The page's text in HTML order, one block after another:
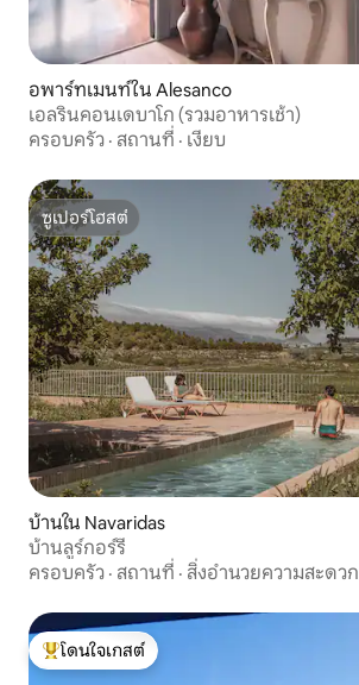
อพาร์ทเมนท์ใน Alesanco
เอลรินคอนเดบาโก (รวมอาหารเช้า)
ครอบครัว · สถานที่ · เงียบ
ซูเปอร์โฮสต์
ซูเปอร์โฮสต์
บ้านใน Navaridas
บ้านลูร์กอร์รี
ครอบครัว · สถานที่ · สิ่งอำนวยความสะดวก
โดนใจเกสต์ที่สุด
โดนใจเกสต์